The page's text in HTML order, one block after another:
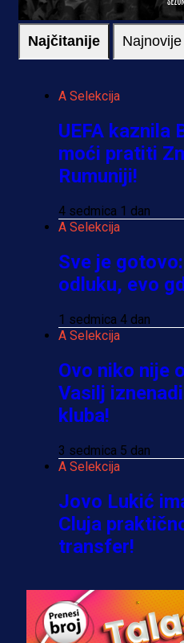
Najčitanije Najnovije
A Selekcija
UEFA kaznila
moći pratiti
Rumuniji!
4 sedmica 1 dan
A Selekcija
Sve je
odluku, evo
1 sedmica 4 dan
A Selekcija
Ovo niko nije
Vasilj
kluba!
3 sedmica 5 dan
A Selekcija
Jovo Lukić
Cluja
transfer!
A Selekcija
Stigla potvrda